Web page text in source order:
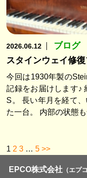
2026.06.12
ブログ
スタインウェイ修
今回は1930年製の
記録をお届けします♪
S。 長い年月を経て
た一台。 内部の状態
1 2 3 … 5 >>
EPCO株式会社（エプ